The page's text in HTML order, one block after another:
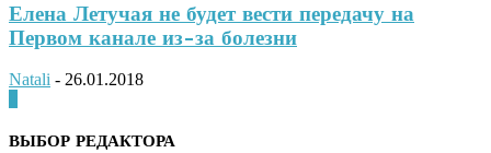
Елена Летучая не будет вести передачу на
Первом канале из-за болезни
Natali - 26.01.2018
ВЫБОР РЕДАКТОРА